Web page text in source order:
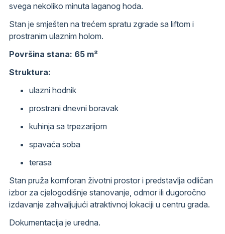
svega nekoliko minuta laganog hoda.
Stan je smješten na trećem spratu zgrade sa liftom i
prostranim ulaznim holom.
Površina stana: 65 m²
Struktura:
ulazni hodnik
prostrani dnevni boravak
kuhinja sa trpezarijom
spavaća soba
terasa
Stan pruža komforan životni prostor i predstavlja odličan
izbor za cjelogodišnje stanovanje, odmor ili dugoročno
izdavanje zahvaljujući atraktivnoj lokaciji u centru grada.
Dokumentacija je uredna.